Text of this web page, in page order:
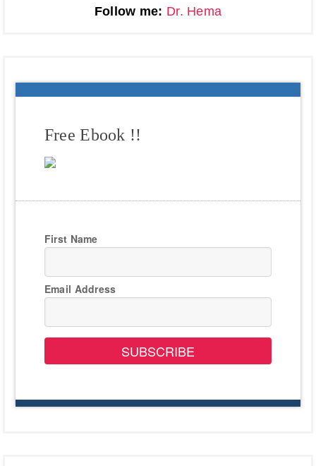
Follow me: Dr. Hema
Free Ebook !!
First Name
Email Address
SUBSCRIBE